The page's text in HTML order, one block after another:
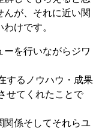
んが、それに近い関
けです。
ーを行いながらジワ
するノウハウ・成果
せてくれたことで
関係そしてそれらユ